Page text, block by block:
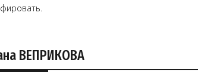
ВЕПРИКОВА